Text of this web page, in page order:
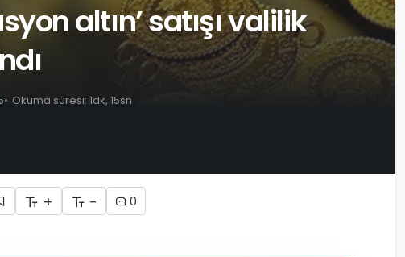
altın’ satışı valilik
Okuma süresi: 1dk, 15sn
+ - 0